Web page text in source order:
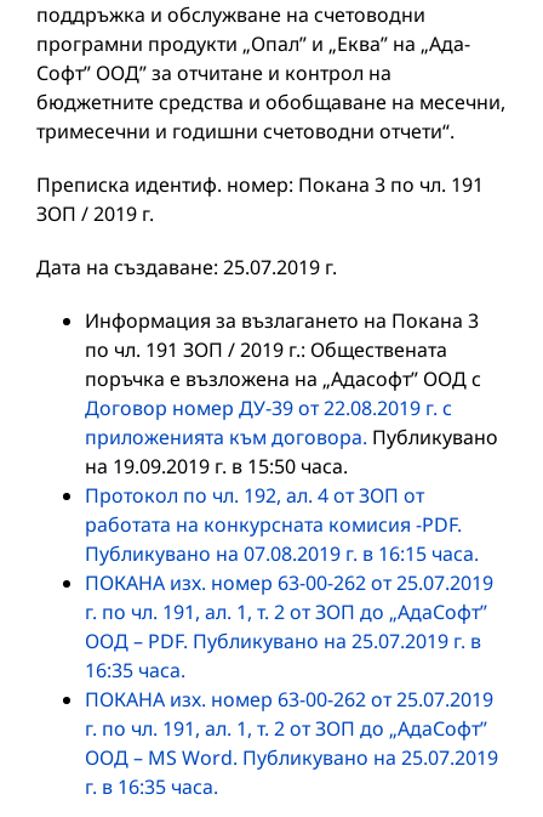
поддръжка и обслужване на счетоводни
програмни продукти „Опал” и „Еква” на „Ада-
Софт” ООД” за отчитане и контрол на
бюджетните средства и обобщаване на месечни,
тримесечни и годишни счетоводни отчети“.
Преписка идентиф. номер: Покана 3 по чл. 191
ЗОП / 2019 г.
Дата на създаване: 25.07.2019 г.
Информация за възлагането на Покана 3
по чл. 191 ЗОП / 2019 г.: Обществената
поръчка е възложена на „Адасофт” ООД с
Договор номер ДУ-39 от 22.08.2019 г. с
приложенията към договора. Публикувано
на 19.09.2019 г. в 15:50 часа.
Протокол по чл. 192, ал. 4 от ЗОП от
работата на конкурсната комисия -PDF.
Публикувано на 07.08.2019 г. в 16:15 часа.
ПОКАНА изх. номер 63-00-262 от 25.07.2019
г. по чл. 191, ал. 1, т. 2 от ЗОП до „АдаСофт”
ООД – PDF. Публикувано на 25.07.2019 г. в
16:35 часа.
ПОКАНА изх. номер 63-00-262 от 25.07.2019
г. по чл. 191, ал. 1, т. 2 от ЗОП до „АдаСофт”
ООД – MS Word. Публикувано на 25.07.2019
г. в 16:35 часа.